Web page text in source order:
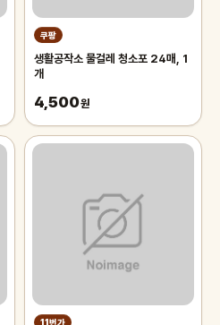
쿠팡
생활공작소 물걸레 청소포 24매, 1
개
4,500원
11번가